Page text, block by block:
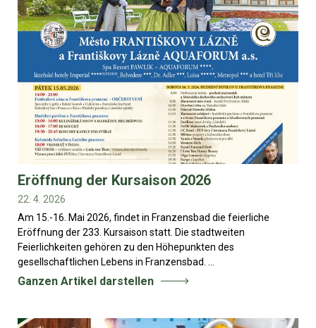
Eröffnung der Kursaison 2026
22. 4. 2026
Am 15.-16. Mai 2026, findet in Franzensbad die feierliche
Eröffnung der 233. Kursaison statt. Die stadtweiten
Feierlichkeiten gehören zu den Höhepunkten des
gesellschaftlichen Lebens in Franzensbad. ...
Ganzen Artikel darstellen